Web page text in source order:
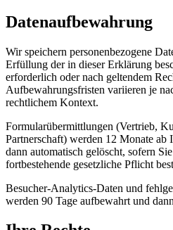
Datenaufbewahrung
Wir speichern personenbezogene
Erfüllung der in dieser Erklärung
erforderlich oder nach geltendem
Aufbewahrungsfristen variieren je
rechtlichem Kontext.
Formularübermittlungen (Vertrieb,
Partnerschaft) werden 12 Monate
dann automatisch gelöscht, sofern
fortbestehende gesetzliche Pflicht
Besucher-Analytics-Daten und
werden 90 Tage aufbewahrt und